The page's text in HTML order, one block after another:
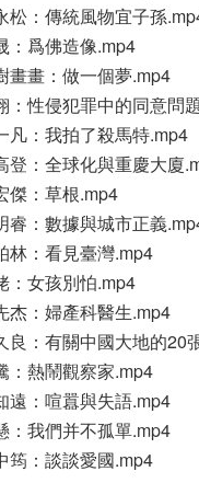
松：傳統風物宜子孫
：爲佛造像.mp4
畫畫：做一個夢.mp4
：性侵犯罪中的同意問
凡：我拍了殺馬特.mp4
登：全球化與重慶大廈
傑：草根.mp4
睿：數據與城市正義
林：看見臺灣.mp4
：女孩別怕.mp4
杰：婦產科醫生.mp4
良：有關中國大地的20
：熱鬧觀察家.mp4
遠：喧囂與失語.mp4
：我們并不孤單.mp4
筠：談談愛國.mp4